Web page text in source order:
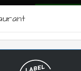
CRÊPE -